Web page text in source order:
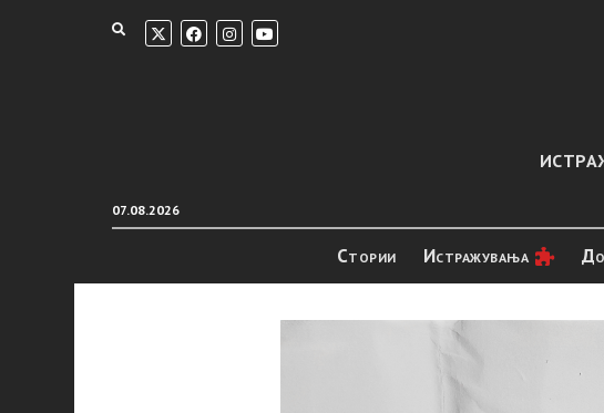
07.08.2026
Стории Истражувањa